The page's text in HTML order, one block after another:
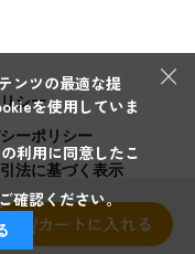
カートに入れる
シー
ーポリシー
法に基づく表示
reserved.
×
ンツの最適な提
を使用していま
利用に同意したこ
確認ください。